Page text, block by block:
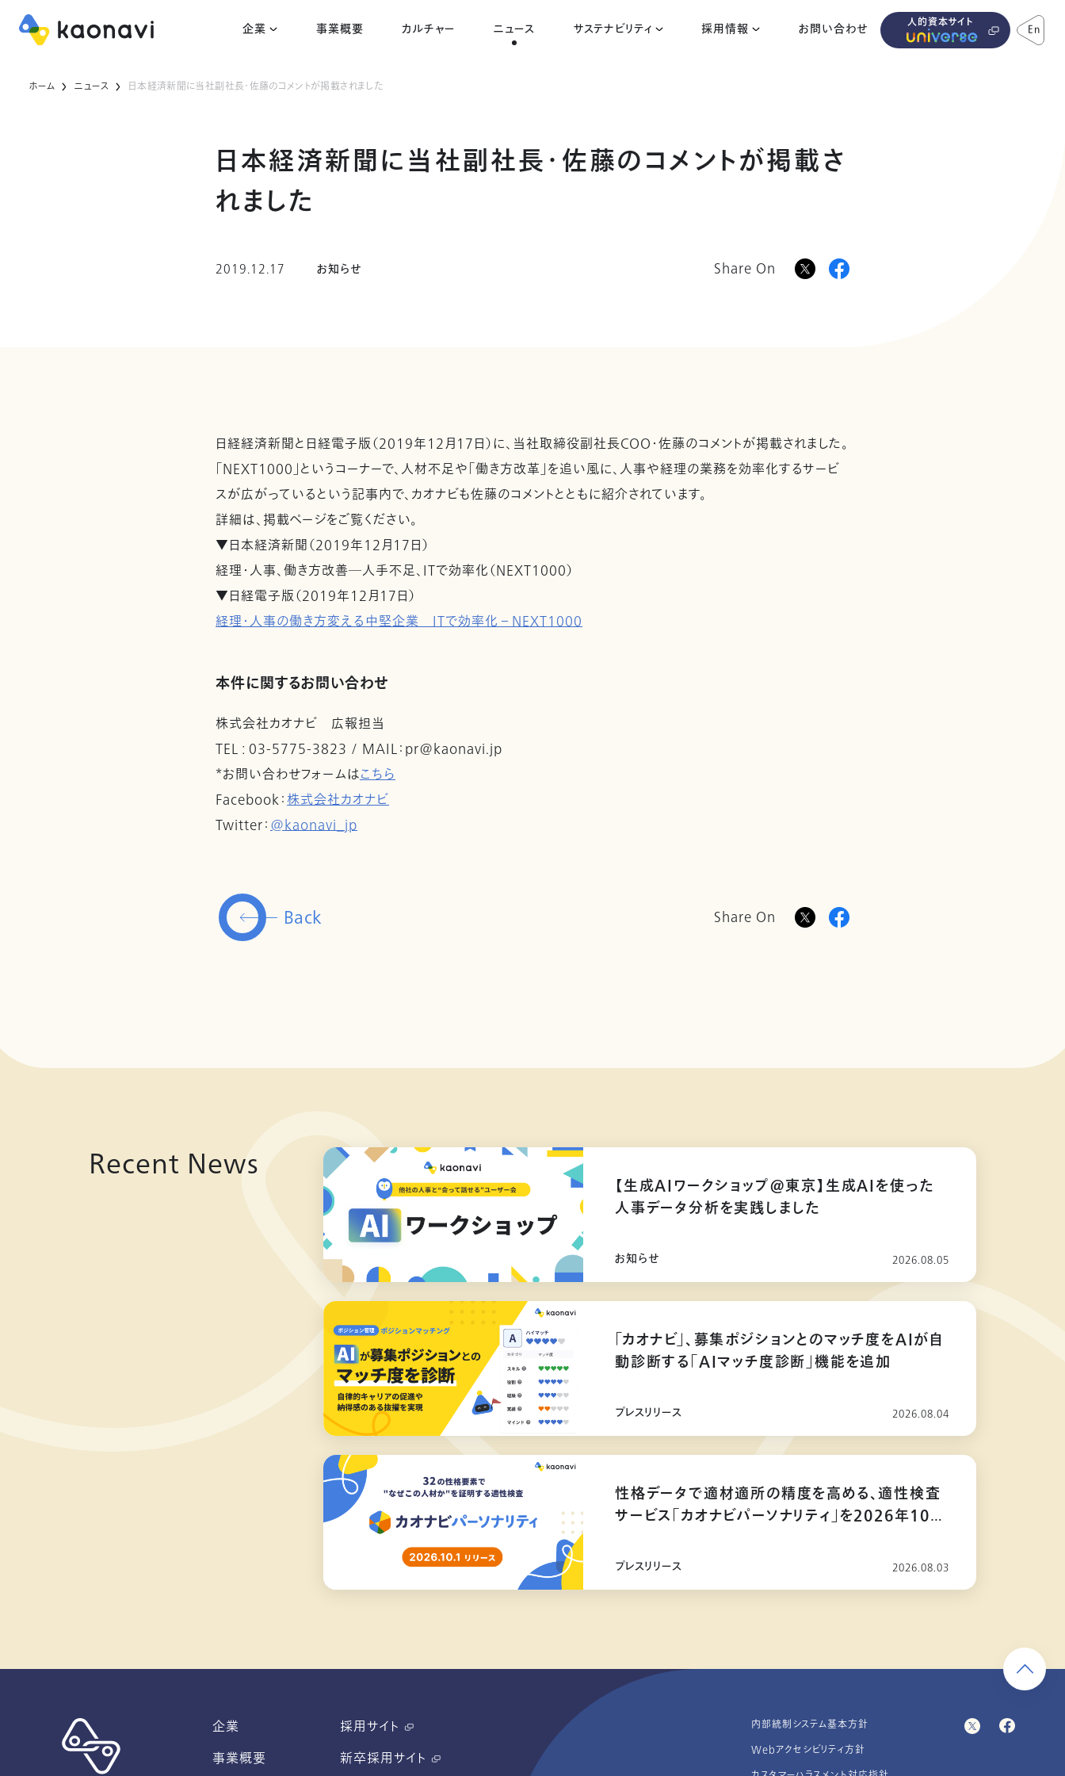
企業 事業概要 カルチャー ニュース サステナビリティ 採用情報 お問い合わせ 人的資本サイト En
ホーム ニュース 日本経済新聞に当社副社長・佐藤のコメントが掲載されました
日本経済新聞に当社副社長・佐藤のコメントが掲載さ
れました
2019.12.17 お知らせ Share On
日経経済新聞と日経電子版（2019年12月17日）に、当社取締役副社長COO・佐藤のコメントが掲載されました。
「NEXT1000」というコーナーで、人材不足や「働き方改革」を追い風に、人事や経理の業務を効率化するサービ
スが広がっているという記事内で、カオナビも佐藤のコメントとともに紹介されています。
詳細は、掲載ページをご覧ください。
▼日本経済新聞（2019年12月17日）
経理・人事、働き方改善―人手不足、ITで効率化（NEXT1000）
▼日経電子版（2019年12月17日）
経理・人事の働き方変える中堅企業 ITで効率化－NEXT1000
本件に関するお問い合わせ
株式会社カオナビ 広報担当
TEL : 03-5775-3823 / MAIL：pr@kaonavi.jp
*お問い合わせフォームはこちら
Facebook：株式会社カオナビ
Twitter：@kaonavi_jp
Back Share On
Recent News
【生成AIワークショップ@東京】生成AIを使った
人事データ分析を実践しました
お知らせ 2026.08.05
「カオナビ」、募集ポジションとのマッチ度をAIが自
動診断する「AIマッチ度診断」機能を追加
プレスリリース 2026.08.04
性格データで適材適所の精度を高める、適性検査
サービス「カオナビパーソナリティ」を2026年10月
プレスリリース 2026.08.03
企業
事業概要
採用サイト
新卒採用サイト
内部統制システム基本方針
Webアクセシビリティ方針